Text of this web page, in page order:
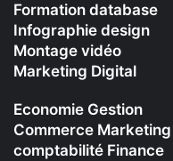
Formation database
Infographie design
Montage vidéo
Marketing Digital
Economie Gestion
Commerce Marketing
comptabilité Finance